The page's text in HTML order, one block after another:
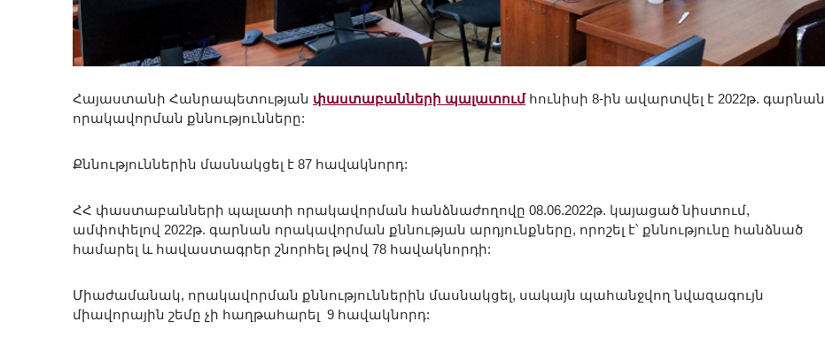
Հայաստանի Հանրապետության փաստաբանների պալատումհունիսի 8-ին ավարտվել է 2022թ. գարնան
որակավորման քննությունները:
Քննություններին մասնակցել է 87 հավակնորդ:
ՀՀ փաստաբանների պալատի որակավորման հանձնաժողովը 08.06.2022թ. կայացած նիստում,
ամփոփելով 2022թ. գարնան որակավորման քննության արդյունքները, որոշել է՝ քննությունը հանձնած
համարել և հավաստագրեր շնորհել թվով 78 հավակնորդի:
Միաժամանակ, որակավորման քննություններին մասնակցել, սակայն պահանջվող նվազագույն
միավորային շեմը չի հաղթահարել 9 հավակնորդ: